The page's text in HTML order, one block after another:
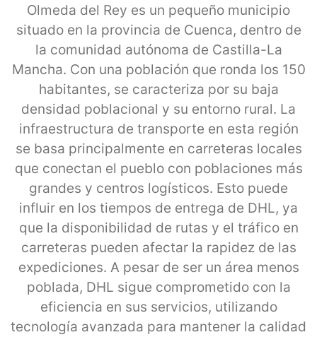
Olmeda del Rey es un pequeño municipio
situado en la provincia de Cuenca, dentro de
la comunidad autónoma de Castilla-La
Mancha. Con una población que ronda los 150
habitantes, se caracteriza por su baja
densidad poblacional y su entorno rural. La
infraestructura de transporte en esta región
se basa principalmente en carreteras locales
que conectan el pueblo con poblaciones más
grandes y centros logísticos. Esto puede
influir en los tiempos de entrega de DHL, ya
que la disponibilidad de rutas y el tráfico en
carreteras pueden afectar la rapidez de las
expediciones. A pesar de ser un área menos
poblada, DHL sigue comprometido con la
eficiencia en sus servicios, utilizando
tecnología avanzada para mantener la calidad